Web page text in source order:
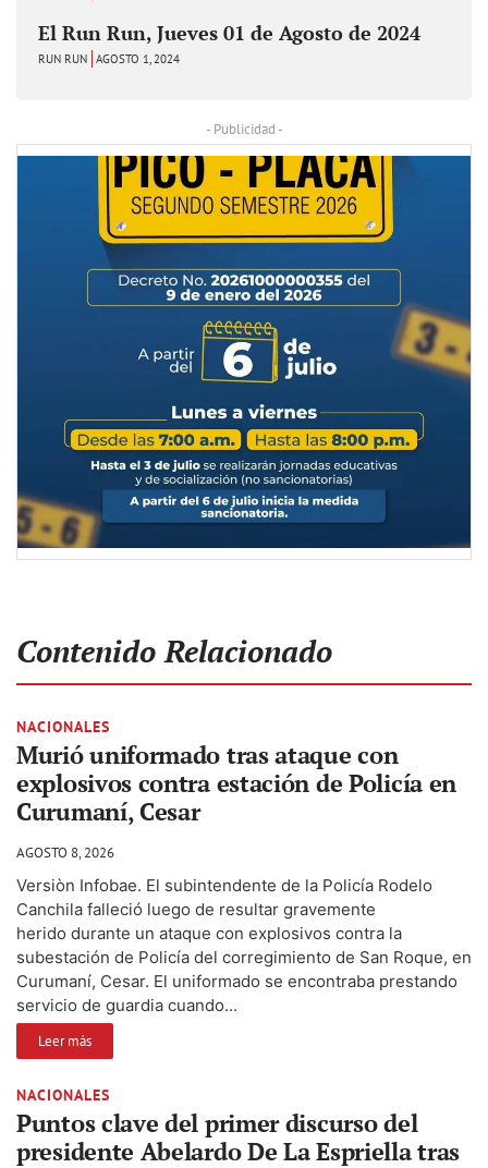
El Run Run, Jueves 01 de Agosto de 2024
RUN RUN AGOSTO 1, 2024
- Publicidad -
Contenido Relacionado
NACIONALES
Murió uniformado tras ataque con
explosivos contra estación de Policía en
Curumaní, Cesar
AGOSTO 8, 2026
Versiòn Infobae. El subintendente de la Policía Rodelo
Canchila falleció luego de resultar gravemente
herido durante un ataque con explosivos contra la
subestación de Policía del corregimiento de San Roque, en
Curumaní, Cesar. El uniformado se encontraba prestando
servicio de guardia cuando...
Leer más
NACIONALES
Puntos clave del primer discurso del
presidente Abelardo De La Espriella tras